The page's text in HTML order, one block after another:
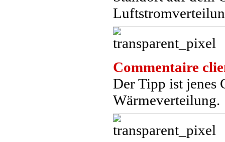
Commentaire
Der Tipp ist jenes
Wärmeverteilung.